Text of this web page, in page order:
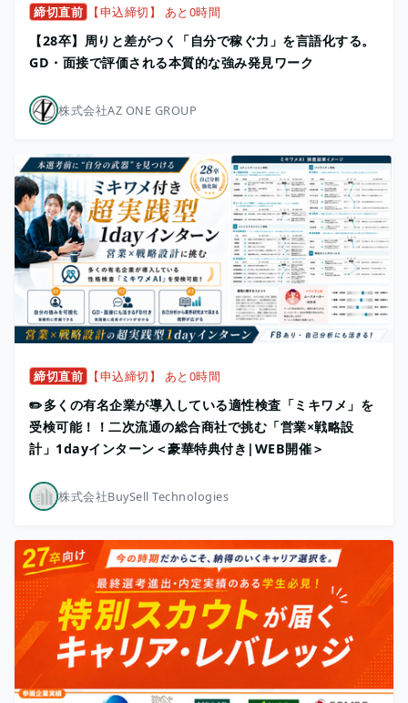
締切直前 【申込締切】 あと0時間
【28卒】周りと差がつく「自分で稼ぐ力」を言語化する。
GD・面接で評価される本質的な強み発見ワーク
株式会社AZ ONE GROUP
締切直前 【申込締切】 あと0時間
✏️多くの有名企業が導入している適性検査「ミキワメ」を
受検可能！！二次流通の総合商社で挑む「営業×戦略設
計」1dayインターン＜豪華特典付き|WEB開催＞
株式会社BuySell Technologies